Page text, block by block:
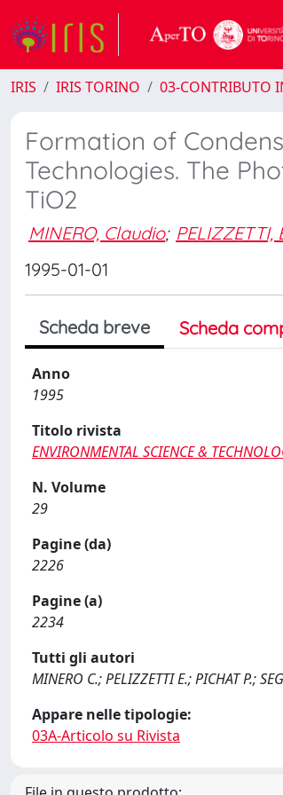
IRIS IRIS TORINO 03-CONTRIBUTO
Formation of
Technologies. The
TiO2
MINERO, Claudio; PELIZZETTI,
1995-01-01
Scheda breve Scheda
Anno
1995
Titolo rivista
ENVIRONMENTAL SCIENCE &
N. Volume
29
Pagine (da)
2226
Pagine (a)
2234
Tutti gli autori
MINERO C.; PELIZZETTI E.; PICHAT P.;
Appare nelle tipologie:
03A-Articolo su Rivista